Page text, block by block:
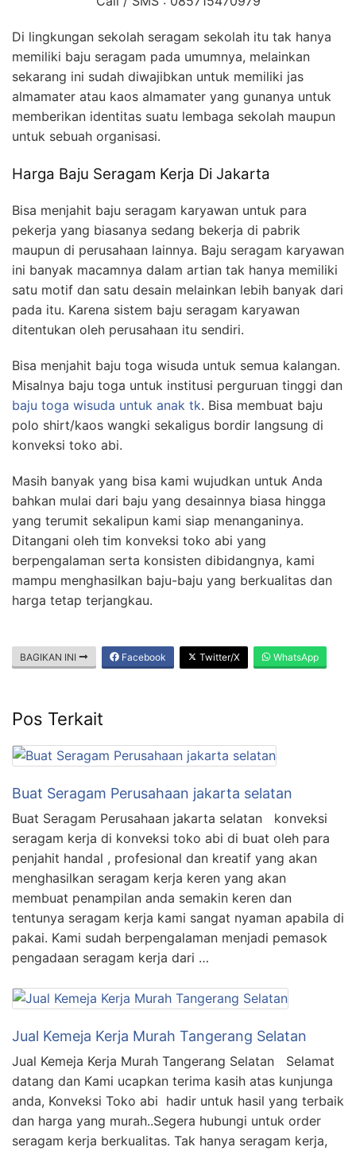
Di lingkungan sekolah seragam sekolah itu tak hanya
memiliki baju seragam pada umumnya, melainkan
sekarang ini sudah diwajibkan untuk memiliki jas
almamater atau kaos almamater yang gunanya untuk
memberikan identitas suatu lembaga sekolah maupun
untuk sebuah organisasi.
Harga Baju Seragam Kerja Di Jakarta
Bisa menjahit baju seragam karyawan untuk para
pekerja yang biasanya sedang bekerja di pabrik
maupun di perusahaan lainnya. Baju seragam karyawan
ini banyak macamnya dalam artian tak hanya memiliki
satu motif dan satu desain melainkan lebih banyak dari
pada itu. Karena sistem baju seragam karyawan
ditentukan oleh perusahaan itu sendiri.
Bisa menjahit baju toga wisuda untuk semua kalangan.
Misalnya baju toga untuk institusi perguruan tinggi dan
baju toga wisuda untuk anak tk. Bisa membuat baju
polo shirt/kaos wangki sekaligus bordir langsung di
konveksi toko abi.
Masih banyak yang bisa kami wujudkan untuk Anda
bahkan mulai dari baju yang desainnya biasa hingga
yang terumit sekalipun kami siap menanganinya.
Ditangani oleh tim konveksi toko abi yang
berpengalaman serta konsisten dibidangnya, kami
mampu menghasilkan baju-baju yang berkualitas dan
harga tetap terjangkau.
BAGIKAN INI Facebook Twitter/X WhatsApp
Pos Terkait
Buat Seragam Perusahaan jakarta selatan
Buat Seragam Perusahaan jakarta selatan konveksi
seragam kerja di konveksi toko abi di buat oleh para
penjahit handal , profesional dan kreatif yang akan
menghasilkan seragam kerja keren yang akan
membuat penampilan anda semakin keren dan
tentunya seragam kerja kami sangat nyaman apabila di
pakai. Kami sudah berpengalaman menjadi pemasok
pengadaan seragam kerja dari …
Jual Kemeja Kerja Murah Tangerang Selatan
Jual Kemeja Kerja Murah Tangerang Selatan Selamat
datang dan Kami ucapkan terima kasih atas kunjunga
anda, Konveksi Toko abi hadir untuk hasil yang terbaik
dan harga yang murah..Segera hubungi untuk order
seragam kerja berkualitas. Tak hanya seragam kerja,